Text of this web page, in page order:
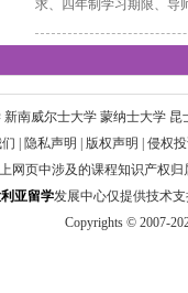
求、四年制学习期限、导
南威尔士大学 ‌蒙纳士大学 昆
隐私声明 版权声明
侵权
网页中涉及的课程知识产权
亚留学发展中心仅提供技术支
Copyrights © 2007-